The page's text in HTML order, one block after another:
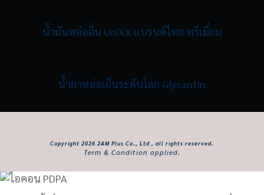
น้ำมันหล่อลื่น UniXX แบรนด์ไทย พรีเมี่ยม
น้ำยาหล่อเย็นระดับโลก Glysantin
Copyright 2026 2AM Plus Co., Ltd , all rights reserved.
Term & Condition applied.